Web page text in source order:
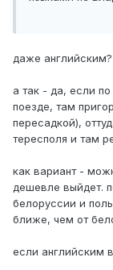
даже английским?
а так - да, если
поезде, там
пересадкой),
тересполя и там
как вариант -
дешевле выйдет.
белоруссии и
ближе, чем от
если английским